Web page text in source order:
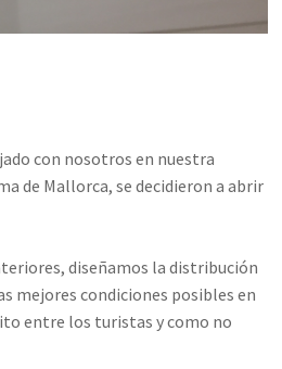
con nosotros en nuestra
de Mallorca, se decidieron a abrir
diseñamos la distribución
mejores condiciones posibles en
entre los turistas y como no